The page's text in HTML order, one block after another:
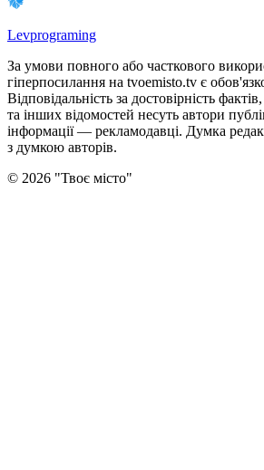
Levprograming
За умови повного або часткового
гіперпосилання на tvoemisto.tv є
Відповідальність за достовірність
та інших відомостей несуть автори
інформації — рекламодавці. Думка
з думкою авторiв.
© 2026 "Твоє місто"